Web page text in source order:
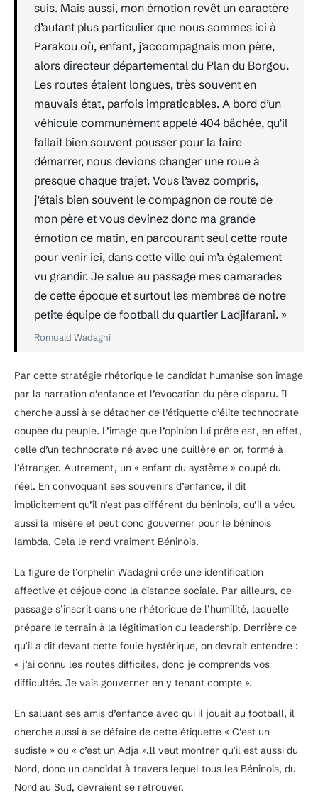
suis. Mais aussi, mon émotion revêt un caractère
d’autant plus particulier que nous sommes ici à
Parakou où, enfant, j’accompagnais mon père,
alors directeur départemental du Plan du Borgou.
Les routes étaient longues, très souvent en
mauvais état, parfois impraticables. A bord d’un
véhicule communément appelé 404 bâchée, qu’il
fallait bien souvent pousser pour la faire
démarrer, nous devions changer une roue à
presque chaque trajet. Vous l’avez compris,
j’étais bien souvent le compagnon de route de
mon père et vous devinez donc ma grande
émotion ce matin, en parcourant seul cette route
pour venir ici, dans cette ville qui m’a également
vu grandir. Je salue au passage mes camarades
de cette époque et surtout les membres de notre
petite équipe de football du quartier Ladjifarani. »
Romuald Wadagni
Par cette stratégie rhétorique le candidat humanise son image
par la narration d’enfance et l’évocation du père disparu. Il
cherche aussi à se détacher de l’étiquette d’élite technocrate
coupée du peuple. L’image que l’opinion lui prête est, en effet,
celle d’un technocrate né avec une cuillère en or, formé à
l’étranger. Autrement, un « enfant du système » coupé du
réel. En convoquant ses souvenirs d’enfance, il dit
implicitement qu’il n’est pas différent du béninois, qu’il a vécu
aussi la misère et peut donc gouverner pour le béninois
lambda. Cela le rend vraiment Béninois.
La figure de l’orphelin Wadagni crée une identification
affective et déjoue donc la distance sociale. Par ailleurs, ce
passage s’inscrit dans une rhétorique de l’humilité, laquelle
prépare le terrain à la légitimation du leadership. Derrière ce
qu’il a dit devant cette foule hystérique, on devrait entendre :
« j’ai connu les routes difficiles, donc je comprends vos
difficultés. Je vais gouverner en y tenant compte ».
En saluant ses amis d’enfance avec qui il jouait au football, il
cherche aussi à se défaire de cette étiquette « C’est un
sudiste » ou « c’est un Adja ».Il veut montrer qu’il est aussi du
Nord, donc un candidat à travers lequel tous les Béninois, du
Nord au Sud, devraient se retrouver.